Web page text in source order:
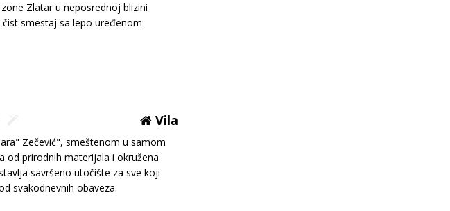
Zlatar u neposrednoj blizini
smestaj sa lepo uređenom
Vila
Zečević", smeštenom u samom
od prirodnih materijala i okružena
savršeno utočište za sve koji
svakodnevnih obaveza.